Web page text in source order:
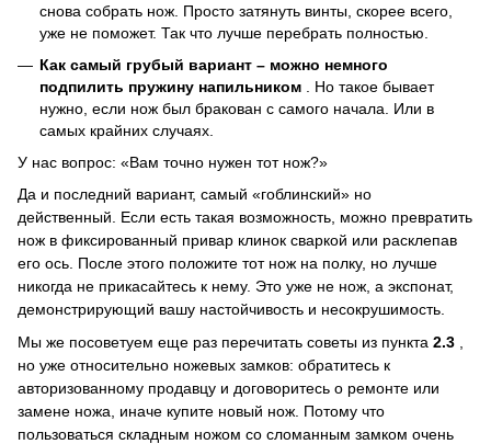
снова собрать нож. Просто затянуть винты, скорее всего,
уже не поможет. Так что лучше перебрать полностью.
Как самый грубый вариант – можно немного
подпилить пружину напильником
Но такое бывает
нужно, если нож был бракован с самого начала. Или в
самых крайних случаях.
У нас вопрос: «Вам точно нужен тот нож?»
Да и последний вариант, самый «гоблинский» но
действенный. Если есть такая возможность, можно превратить
нож в фиксированный привар клинок сваркой или расклепав
его ось. После этого положите тот нож на полку, но лучше
никогда не прикасайтесь к нему. Это уже не нож, а экспонат,
демонстрирующий вашу настойчивость и несокрушимость.
Мы же посоветуем еще раз перечитать советы из пункта 2.3
но уже относительно ножевых замков: обратитесь к
авторизованному продавцу и договоритесь о ремонте или
замене ножа, иначе купите новый нож. Потому что
пользоваться складным ножом со сломанным замком очень